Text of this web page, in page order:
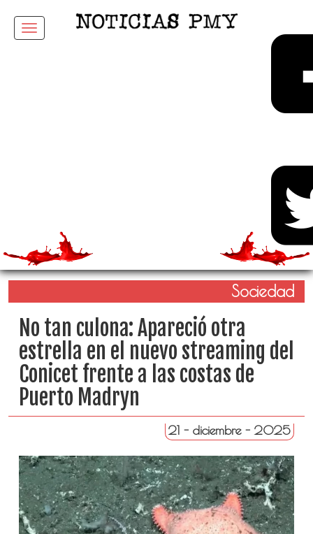
Menu
Sociedad
No tan culona: Apareció otra
estrella en el nuevo streaming del
Conicet frente a las costas de
Puerto Madryn
21 - diciembre - 2025